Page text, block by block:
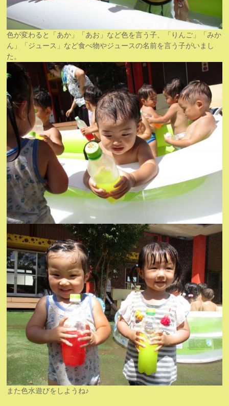
色が変わると「あか」「あお」など色を言う子、「りんご」「みか
ん」「ジュース」など食べ物やジュースの名前を言う子がいまし
た。
また色水遊びをしようね♪